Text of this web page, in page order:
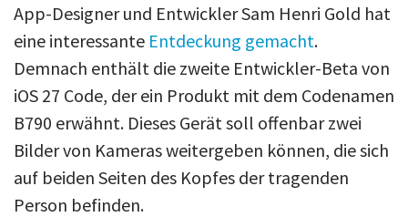
App-Designer und Entwickler Sam Henri Gold hat
eine interessante Entdeckung gemacht.
Demnach enthält die zweite Entwickler-Beta von
iOS 27 Code, der ein Produkt mit dem Codenamen
B790 erwähnt. Dieses Gerät soll offenbar zwei
Bilder von Kameras weitergeben können, die sich
auf beiden Seiten des Kopfes der tragenden
Person befinden.